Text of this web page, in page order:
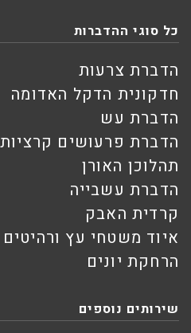
כל סוגי ההדברות
הדברת צרעות
חדקונית הדקל האדומה
הדברת עש
הדברת פרעושים
תהלוכן האורן
הדברת עשבייה
קרדית האבק
איוד משטחי עץ ורהיטים
הרחקת יונים
שירותים נוספים